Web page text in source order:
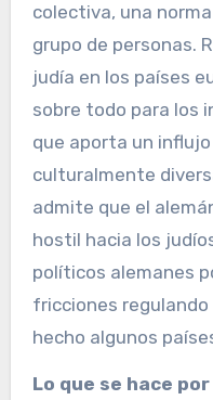
colectiva, una
grupo de personas.
judía en los países
sobre todo para los
que aporta un
culturalmente
admite que el
hostil hacia los
políticos alemanes
fricciones
hecho algunos
Lo que se hace